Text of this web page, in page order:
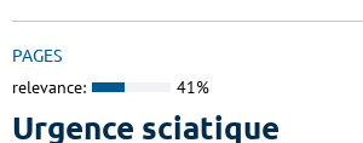
PAGES
relevance: 41%
Urgence sciatique